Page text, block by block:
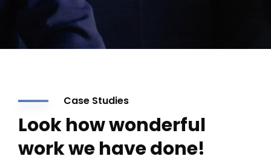
Case Studies
Look how wonderful
work we have done!